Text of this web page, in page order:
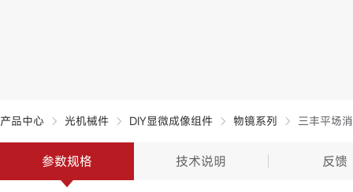
产品中心 光机械件 DIY显微成像组件 物镜系列 三丰平场
参数规格 技术说明 反馈